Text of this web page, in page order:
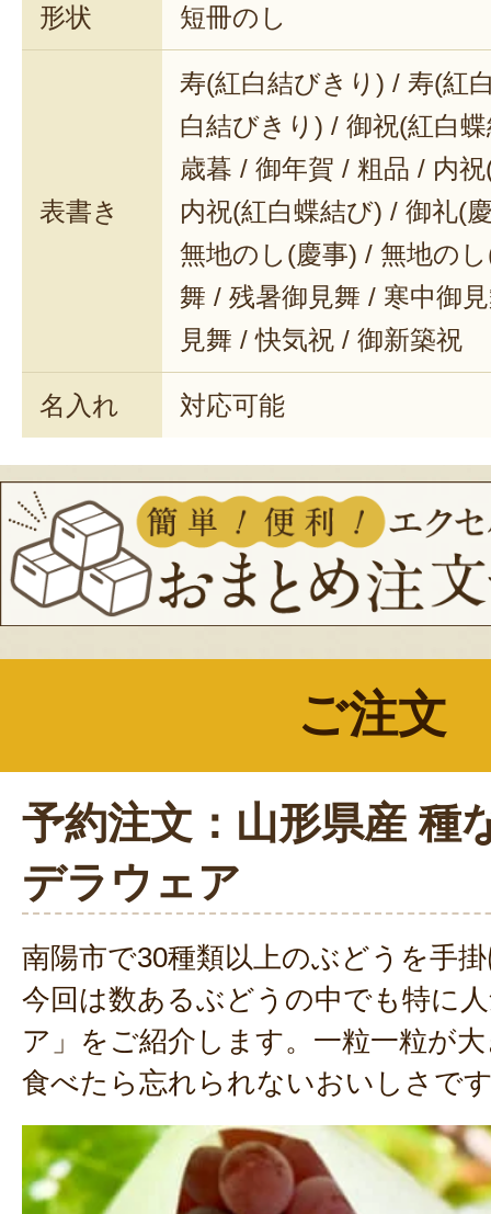
形状 短冊のし
表書き
寿(紅白結びきり) / 寿(紅
白結びきり) / 御祝(紅白
歳暮 / 御年賀 / 粗品 / 内
内祝(紅白蝶結び) / 御礼(
無地のし(慶事) / 無地の
舞 / 残暑御見舞 / 寒中御
見舞 / 快気祝 / 御新築祝
名入れ 対応可能
ご注文
予約注文：山形県産 種
デラウェア
南陽市で30種類以上のぶどうを手
今回は数あるぶどうの中でも特に
ア」をご紹介します。一粒一粒が
食べたら忘れられないおいしさで